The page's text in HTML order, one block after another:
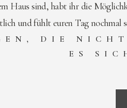
Haus sind, habt ihr die
und fühlt euren Tag nochmal
DIE
ES